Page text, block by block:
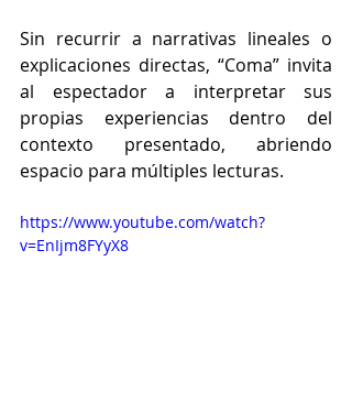
Sin recurrir a narrativas lineales o
explicaciones directas, “Coma” invita
al espectador a interpretar sus
propias experiencias dentro del
contexto presentado, abriendo
espacio para múltiples lecturas.
https://www.youtube.com/watch?
v=EnIjm8FYyX8